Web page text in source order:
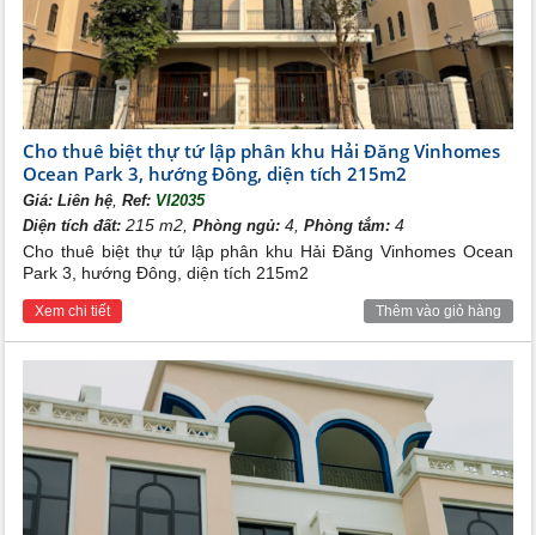
Cho thuê biệt thự tứ lập phân khu Hải Đăng Vinhomes
Ocean Park 3, hướng Đông, diện tích 215m2
Giá:Liên hệ ,Ref: VI2035
Diện tích đất: 215 m2,Phòng ngủ: 4,Phòng tắm: 4
Cho thuê biệt thự tứ lập phân khu Hải Đăng Vinhomes Ocean
Park 3, hướng Đông, diện tích 215m2
Xem chi tiết Thêm vào giỏ hàng